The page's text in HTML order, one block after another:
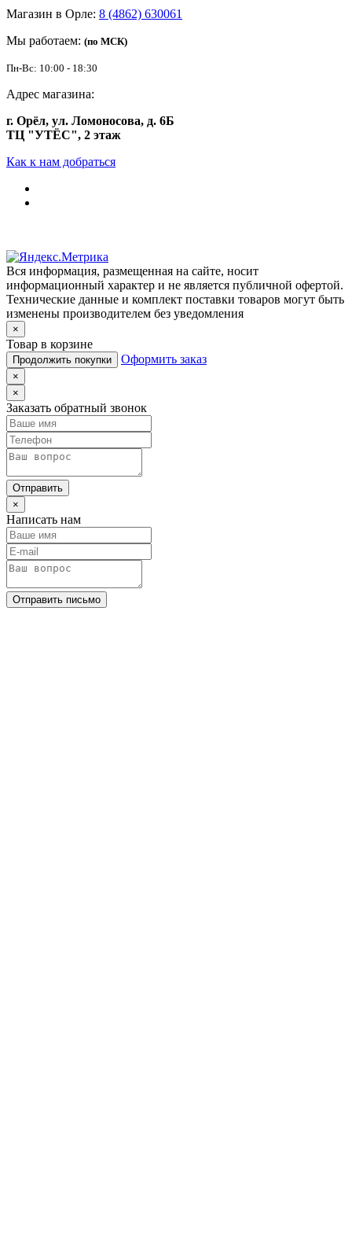
Магазин в Орле: 8 (4862) 630061
Мы работаем: (по МСК)
Пн-Вс: 10:00 - 18:30
Адрес магазина:
г. Орёл, ул. Ломоносова, д. 6Б
ТЦ "УТЁС", 2 этаж
Как к нам добраться
Вся информация, размещенная на сайте, носит
информационный характер и не является публичной офертой.
Технические данные и комплект поставки товаров могут быть
изменены производителем без уведомления
×
Товар в корзине
Продолжить покупки Оформить заказ
×
×
Заказать обратный звонок
Отправить
×
Написать нам
Отправить письмо